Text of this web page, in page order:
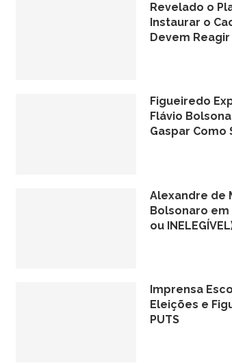
Revelado o
Instaurar o
Devem Reagir
Figueiredo
Flávio
Gaspar Como
Alexandre de
Bolsonaro em
ou
Imprensa
Eleições e
PUTS